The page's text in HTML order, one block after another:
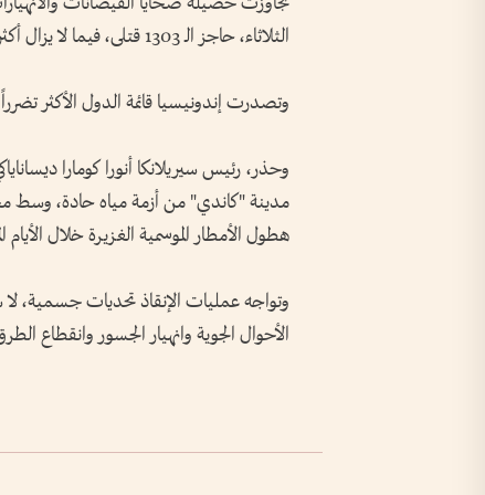
الثلاثاء، حاجز الـ 1303 قتلى، فيما لا يزال أكثر من 800 شخص في عداد المفقودين.
وتصدرت إندونيسيا قائمة الدول الأكثر تضرراً بـ "712" قتيلا، تلتها سريلانكا "410"، ثم
وحذر، رئيس سيريلانكا أنورا كومارا
مدينة "كاندي" من أزمة مياه حادة، وسط
هطول الأمطار الموسمية الغزيرة خلال الأيام
وتواجه عمليات الإنقاذ تحديات
الأحوال الجوية وانهيار الجسور وانقطاع